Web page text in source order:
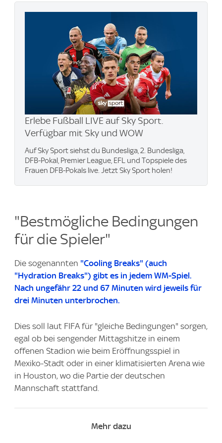
Erlebe Fußball LIVE auf Sky Sport.
Verfügbar mit Sky und WOW
Auf Sky Sport siehst du Bundesliga, 2. Bundesliga,
DFB-Pokal, Premier League, EFL und Topspiele des
Frauen DFB-Pokals live. Jetzt Sky Sport holen!
"Bestmögliche Bedingungen
für die Spieler"
Die sogenannten "Cooling Breaks" (auch
"Hydration Breaks") gibt es in jedem WM-Spiel.
Nach ungefähr 22 und 67 Minuten wird jeweils für
drei Minuten unterbrochen.
Dies soll laut FIFA für "gleiche Bedingungen" sorgen,
egal ob bei sengender Mittagshitze in einem
offenen Stadion wie beim Eröffnungsspiel in
Mexiko-Stadt oder in einer klimatisierten Arena wie
in Houston, wo die Partie der deutschen
Mannschaft stattfand.
Mehr dazu